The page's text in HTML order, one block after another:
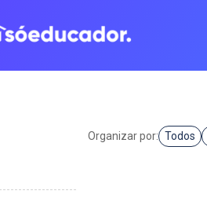
Organizar por: Todos